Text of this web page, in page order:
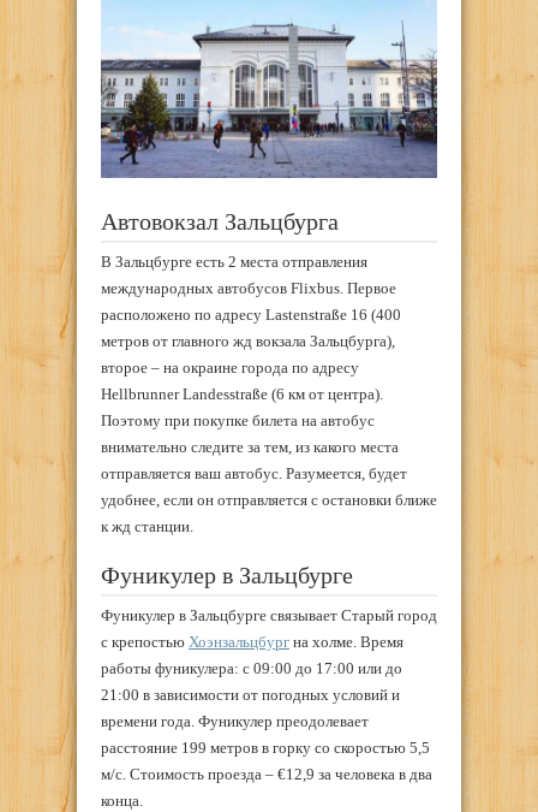
Автовокзал Зальцбурга
В Зальцбурге есть 2 места отправления
международных автобусов Flixbus. Первое
расположено по адресу Lastenstraße 16 (400
метров от главного жд вокзала Зальцбурга),
второе – на окраине города по адресу
Hellbrunner Landesstraße (6 км от центра).
Поэтому при покупке билета на автобус
внимательно следите за тем, из какого места
отправляется ваш автобус. Разумеется, будет
удобнее, если он отправляется с остановки ближе
к жд станции.
Фуникулер в Зальцбурге
Фуникулер в Зальцбурге связывает Старый город
с крепостью Хоэнзальцбург на холме. Время
работы фуникулера: с 09:00 до 17:00 или до
21:00 в зависимости от погодных условий и
времени года. Фуникулер преодолевает
расстояние 199 метров в горку со скоростью 5,5
м/с. Стоимость проезда – €12,9 за человека в два
конца.